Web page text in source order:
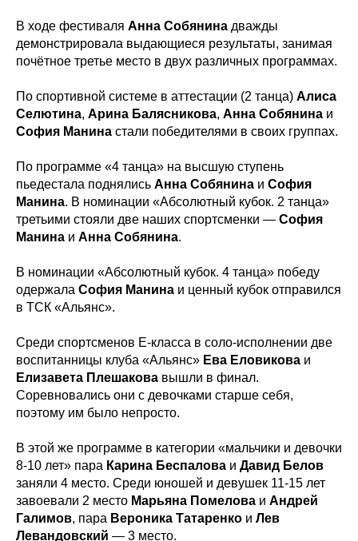
В ходе фестиваля Анна Собянина дважды
демонстрировала выдающиеся результаты, занимая
почётное третье место в двух различных программах.
По спортивной системе в аттестации (2 танца) Алиса
Селютина, Арина Балясникова, Анна Собянина и
София Манина стали победителями в своих группах.
По программе «4 танца» на высшую ступень
пьедестала поднялись Анна Собянина и София
Манина. В номинации «Абсолютный кубок. 2 танца»
третьими стояли две наших спортсменки — София
Манина и Анна Собянина.
В номинации «Абсолютный кубок. 4 танца» победу
одержала София Манина и ценный кубок отправился
в ТСК «Альянс».
Среди спортсменов Е-класса в соло-исполнении две
воспитанницы клуба «Альянс» Ева Еловикова и
Елизавета Плешакова вышли в финал.
Соревновались они с девочками старше себя,
поэтому им было непросто.
В этой же программе в категории «мальчики и девочки
8-10 лет» пара Карина Беспалова и Давид Белов
заняли 4 место. Среди юношей и девушек 11-15 лет
завоевали 2 место Марьяна Помелова и Андрей
Галимов, пара Вероника Татаренко и Лев
Левандовский — 3 место.